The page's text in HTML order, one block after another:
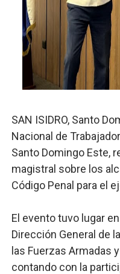
Restaurante
Banco Popular
SNS y el SRSO
DGPCF: 55 años
SAN ISIDRO, Santo
Nacional de
Santo Domingo Este,
magistral sobre los
Código Penal para el
El evento tuvo lugar
Dirección General de
las Fuerzas Armadas
contando con la